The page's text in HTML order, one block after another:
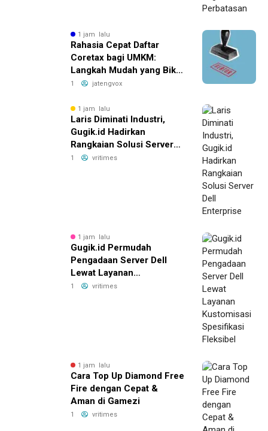
1 jam lalu
Rahasia Cepat Daftar
Coretax bagi UMKM:
Langkah Mudah yang Bikin
Bisnis Anda Terbang
1 jatengvox
1 jam lalu
Laris Diminati Industri,
Gugik.id Hadirkan
Rangkaian Solusi Server
Dell Enterprise
1 vritimes
1 jam lalu
Gugik.id Permudah
Pengadaan Server Dell
Lewat Layanan
Kustomisasi Spesifikasi
1 vritimes
1 jam lalu
Cara Top Up Diamond Free
Fire dengan Cepat &
Aman di Gamezi
1 vritimes